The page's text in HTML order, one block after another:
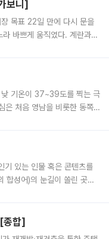
보니]
목표 22일 만에 다시 문을
바쁘게 움직였다. 계란과
낮 기온이 37~39도를 찍는 극
은 처음 영남을 비롯한 동쪽
기 있는 인물 혹은 콘텐츠를
합성어)의 눈길이 쏠린 곳은
종합]